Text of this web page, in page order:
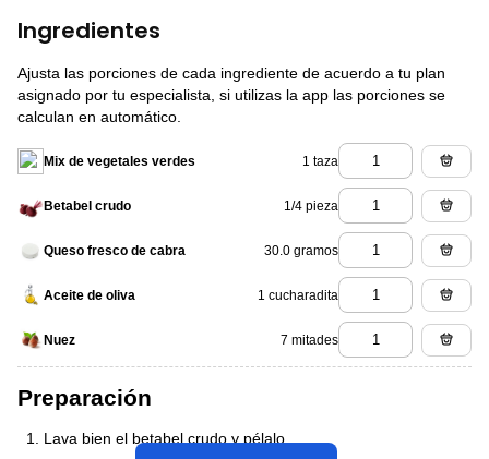
Ingredientes
Ajusta las porciones de cada ingrediente de acuerdo a tu plan
asignado por tu especialista, si utilizas la app las porciones se
calculan en automático.
Mix de vegetales verdes 1 taza
Betabel crudo 1/4 pieza
Queso fresco de cabra 30.0 gramos
Aceite de oliva 1 cucharadita
Nuez 7 mitades
Preparación
Lava bien el betabel crudo y pélalo.